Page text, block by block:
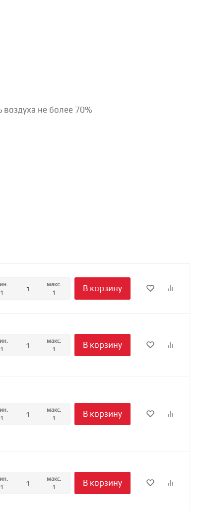
не более 70%
1
макс.
1
В корзину
1
макс.
1
В корзину
1
макс.
1
В корзину
1
макс.
1
В корзину